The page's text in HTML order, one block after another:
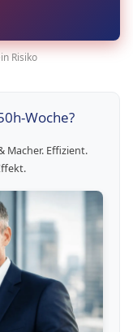
Risiko
Woche?
Macher. Effizient.